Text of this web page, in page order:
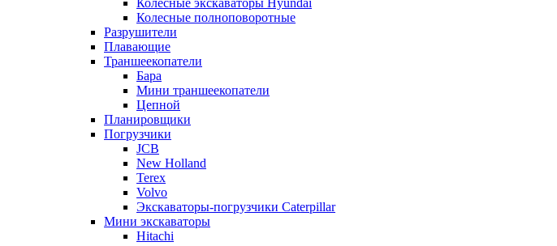
Колесные экскаваторы Hyundai
Колесные полноповоротные
Разрушители
Плавающие
Траншеекопатели
Бара
Мини траншеекопатели
Цепной
Планировщики
Погрузчики
JCB
New Holland
Terex
Volvo
Экскаваторы-погрузчики Caterpillar
Мини экскаваторы
Hitachi